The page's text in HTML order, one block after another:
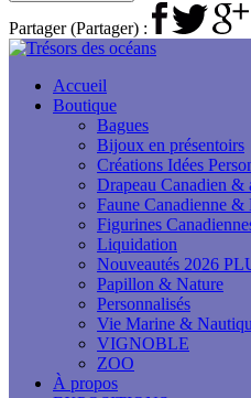
Partager (Partager) :
Accueil
Boutique
Bagues
Bijoux en présentoirs
Créations Idées
Drapeau Canadien &
Faune Canadienne &
Figurines
Liquidation
Nouveautés 2026
Papillon & Nature
Personnalisés
Vie Marine &
VIGNOBLE
ZOO
À propos